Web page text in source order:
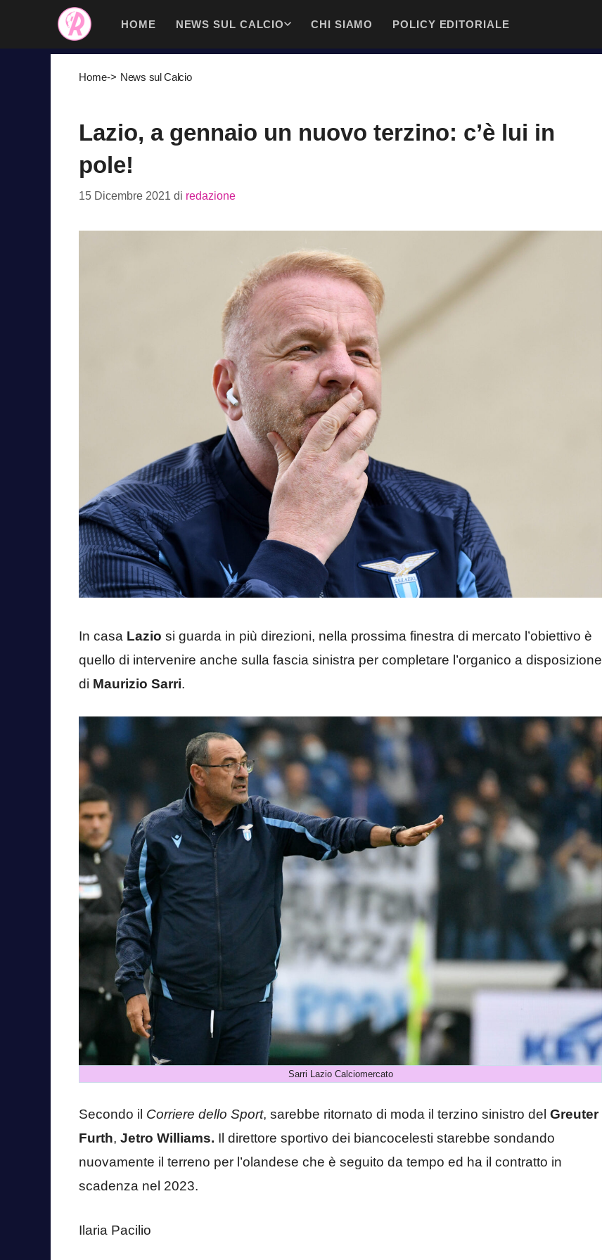
contenuto
HOME NEWS SUL CALCIO CHI SIAMO POLICY EDITORIALE
Home-> News sul Calcio
Lazio, a gennaio un nuovo terzino: c’è lui in
pole!
15 Dicembre 2021 di redazione
In casa Lazio si guarda in più direzioni, nella prossima finestra di mercato l’obiettivo è
quello di intervenire anche sulla fascia sinistra per completare l’organico a disposizione
di Maurizio Sarri.
Sarri Lazio Calciomercato
Secondo il Corriere dello Sport, sarebbe ritornato di moda il terzino sinistro del Greuter
Furth, Jetro Williams. Il direttore sportivo dei biancocelesti starebbe sondando
nuovamente il terreno per l’olandese che è seguito da tempo ed ha il contratto in
scadenza nel 2023.
Ilaria Pacilio